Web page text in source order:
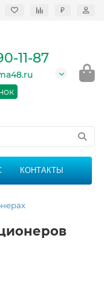
₽
11-87
КОНТАКТЫ